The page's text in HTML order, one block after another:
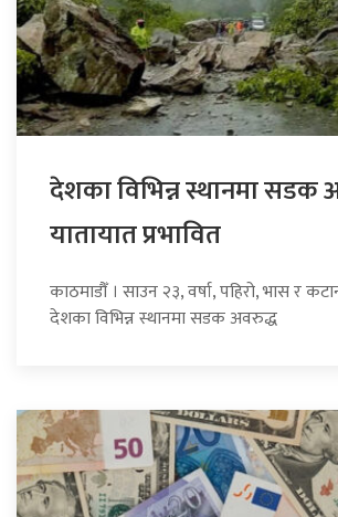
देशका विभिन्न स्थानमा सडक
यातायात प्रभावित
काठमाडौँ । साउन २३, वर्षा, पहिरो, भास र
देशका विभिन्न स्थानमा सडक अवरुद्ध